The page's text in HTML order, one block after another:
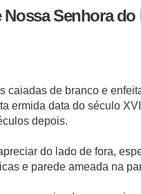
Nossa Senhora do
caiadas de branco e
ermida data do século
depois.
do lado de fora,
e parede ameada na